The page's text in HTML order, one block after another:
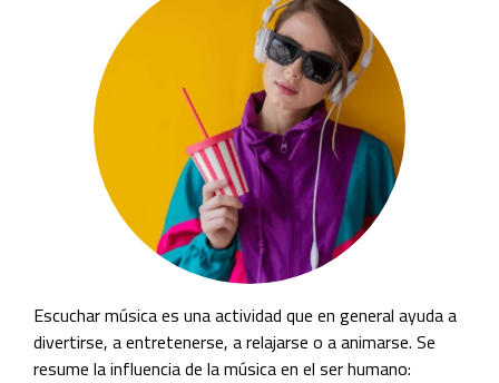
Escuchar música es una actividad que en general ayuda a
divertirse, a entretenerse, a relajarse o a animarse. Se
resume la influencia de la música en el ser humano: